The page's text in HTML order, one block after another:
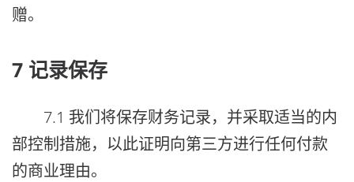
赠。
7 记录保存
7.1 我们将保存财务记录，并采取适当的内
部控制措施，以此证明向第三方进行任何付款
的商业理由。